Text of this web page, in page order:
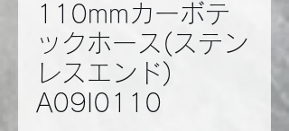
110mmカーボテ
ックホース(ステン
レスエンド)
A09I0110